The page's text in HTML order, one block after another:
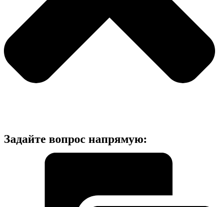
Задайте вопрос напрямую: